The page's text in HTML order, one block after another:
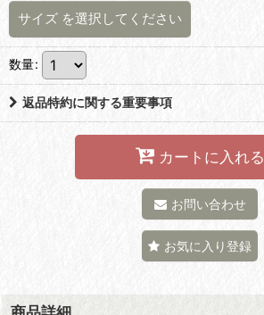
サイズ を選択してください
数量:
返品特約に関する重要事項
カートに入れる
お問い合わせ
お気に入り登録